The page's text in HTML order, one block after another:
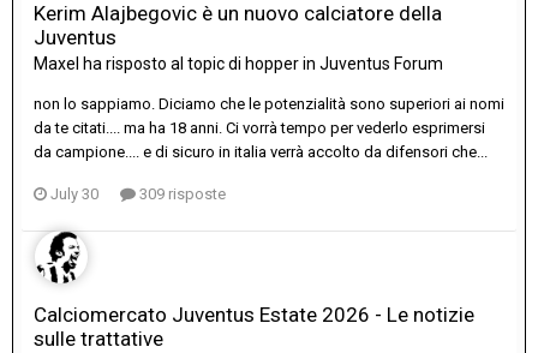
Kerim Alajbegovic è un nuovo calciatore della
Juventus
Maxel ha risposto al topic di hopperin Juventus Forum
non lo sappiamo. Diciamo che le potenzialità sono superiori ai nomi
da te citati.... ma ha 18 anni. Ci vorrà tempo per vederlo esprimersi
da campione.... e di sicuro in italia verrà accolto da difensori che...
July 30 309 risposte
Calciomercato Juventus Estate 2026 - Le notizie
sulle trattative